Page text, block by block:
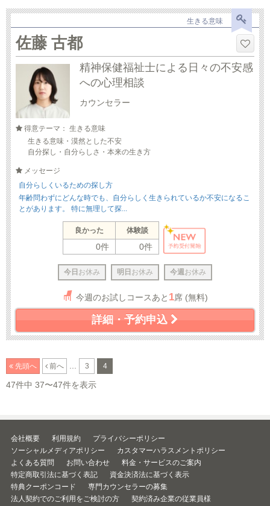
生きる意味
佐藤 古都
精神保健福祉士による日々の不安感
への心理相談
カウンセラー
得意テーマ： 生きる意味
生きる意味・漠然とした不安
自分探し・自分らしさ・本来の生き方
メッセージ
自分らしくいるための探し方
年齢問わずにどんな時でも、自分らしく生きられているか不安になるこ
とがあります。 特に無理して探...
良かった 体験談
0件 0件
今日 お休み 明日 お休み 今週 お休み
今週のお試しコースあと 1席 (無料)
詳細・予約申込
先頭へ 前へ 3 4
47件中 37〜47件を表示
会社概要 利用規約
プライバシーポリシー
ソーシャルメディアポリシー
カスタマーハラスメントポリシー
よくある質問
お問い合わせ
料金・サービスのご案内
特定商取引法に基づく表記
資金決済法に基づく表示
特典クーポンコード
専門カウンセラーの募集
法人契約でのご利用をご検討の方
契約済み企業の従業員様